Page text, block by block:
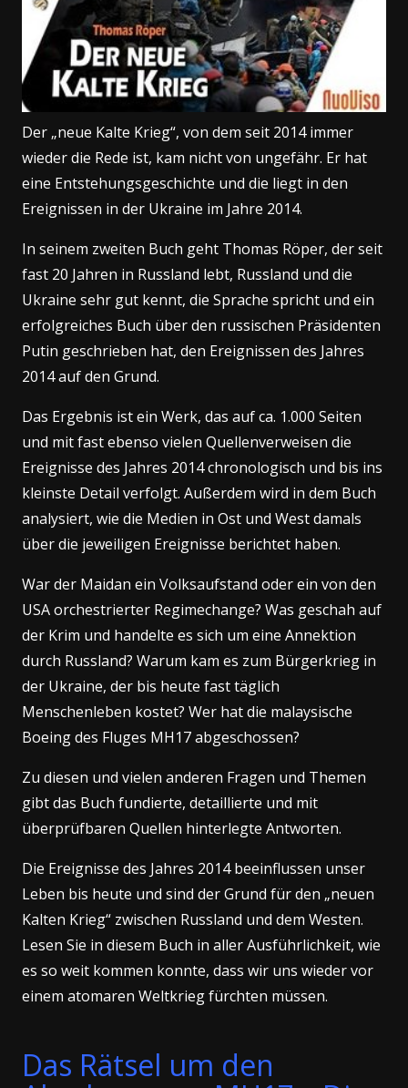
Der „neue Kalte Krieg“, von dem seit 2014 immer
wieder die Rede ist, kam nicht von ungefähr. Er hat
eine Entstehungsgeschichte und die liegt in den
Ereignissen in der Ukraine im Jahre 2014.
In seinem zweiten Buch geht Thomas Röper, der seit
fast 20 Jahren in Russland lebt, Russland und die
Ukraine sehr gut kennt, die Sprache spricht und ein
erfolgreiches Buch über den russischen Präsidenten
Putin geschrieben hat, den Ereignissen des Jahres
2014 auf den Grund.
Das Ergebnis ist ein Werk, das auf ca. 1.000 Seiten
und mit fast ebenso vielen Quellenverweisen die
Ereignisse des Jahres 2014 chronologisch und bis ins
kleinste Detail verfolgt. Außerdem wird in dem Buch
analysiert, wie die Medien in Ost und West damals
über die jeweiligen Ereignisse berichtet haben.
War der Maidan ein Volksaufstand oder ein von den
USA orchestrierter Regimechange? Was geschah auf
der Krim und handelte es sich um eine Annektion
durch Russland? Warum kam es zum Bürgerkrieg in
der Ukraine, der bis heute fast täglich
Menschenleben kostet? Wer hat die malaysische
Boeing des Fluges MH17 abgeschossen?
Zu diesen und vielen anderen Fragen und Themen
gibt das Buch fundierte, detaillierte und mit
überprüfbaren Quellen hinterlegte Antworten.
Die Ereignisse des Jahres 2014 beeinflussen unser
Leben bis heute und sind der Grund für den „neuen
Kalten Krieg“ zwischen Russland und dem Westen.
Lesen Sie in diesem Buch in aller Ausführlichkeit, wie
es so weit kommen konnte, dass wir uns wieder vor
einem atomaren Weltkrieg fürchten müssen.
Das Rätsel um den